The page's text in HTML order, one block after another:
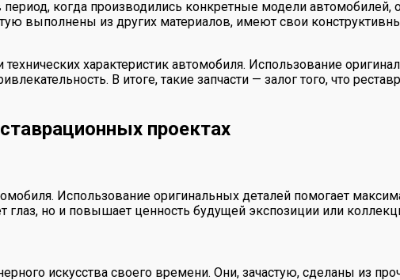
период, когда производились конкретные модели
выполнены из других материалов, имеют свои
характеристик автомобиля. Использование
В итоге, такие запчасти — залог того, что
проектах
Использование оригинальных деталей помогает
глаз, но и повышает ценность будущей экспозиции или
искусства своего времени. Они, зачастую, сделаны из